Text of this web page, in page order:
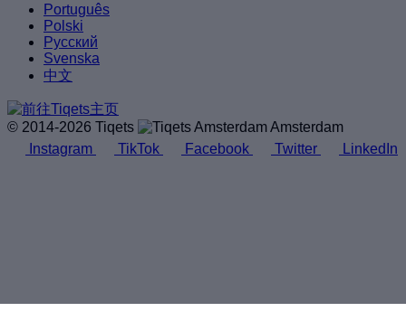
Português
Polski
Русский
Svenska
中文
© 2014-2026 Tiqets
Amsterdam
Instagram
TikTok Facebook Twitter LinkedIn